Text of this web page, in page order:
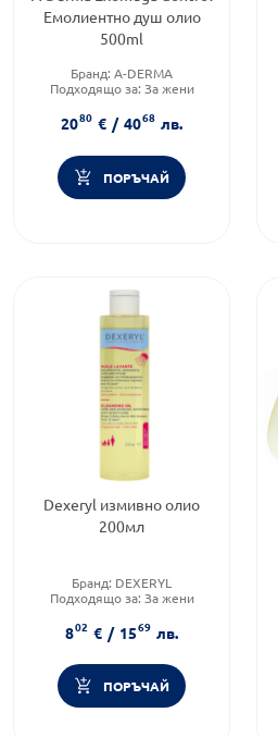
Емолиентно душ олио
500ml
Бранд: A-DERMA
Подходящо за: За жени
2080 € / 4068 лв.
ПОРЪЧАЙ
Dexeryl измивно олио
200мл
Бранд: DEXERYL
Подходящо за: За жени
Дермокозметика
802 € / 1569 лв.
ПОРЪЧАЙ